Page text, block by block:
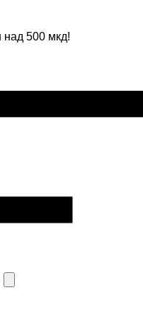
над 500 мкд!